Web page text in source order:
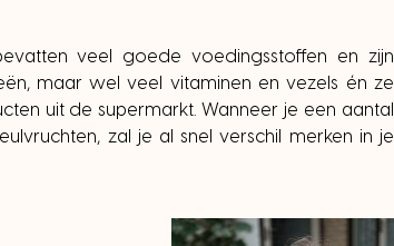
veel goede voedingsstoffen en zijn
maar wel veel vitaminen en vezels én ze
uit de supermarkt. Wanneer je een aantal
zal je al snel verschil merken in je